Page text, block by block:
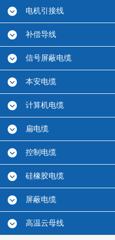
电机引接线
补偿导线
信号屏蔽电缆
本安电缆
计算机电缆
扁电缆
控制电缆
硅橡胶电缆
屏蔽电缆
高温云母线